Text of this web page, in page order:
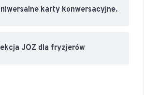
karty konwersacyjne.
JOZ dla fryzjerów